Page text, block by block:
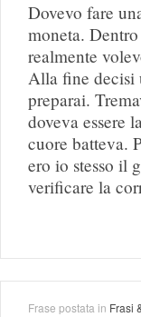
Dovevo fare
moneta.
realmente
Alla fine decisi
preparai.
doveva essere
cuore batteva.
ero io stesso il
verificare la
Frase postata in Frasi